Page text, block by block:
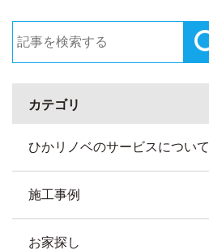
カテゴリ
ひかリノベのサービスについて
施工事例
お家探し